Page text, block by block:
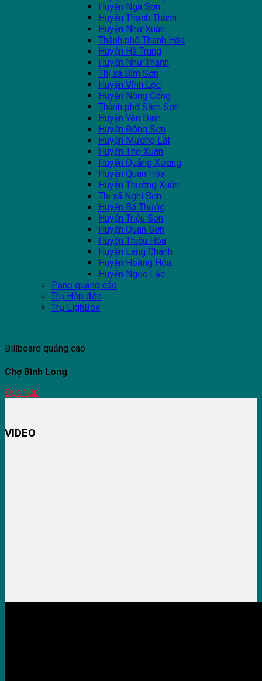
Huyện Nga Sơn
Huyện Thạch Thành
Huyện Như Xuân
Thành phố Thanh Hóa
Huyện Hà Trung
Huyện Như Thanh
Thị xã Bỉm Sơn
Huyện Vĩnh Lộc
Huyện Nông Cống
Thành phố Sầm Sơn
Huyện Yên Định
Huyện Đông Sơn
Huyện Mường Lát
Huyện Thọ Xuân
Huyện Quảng Xương
Huyện Quan Hóa
Huyện Thường Xuân
Thị xã Nghi Sơn
Huyện Bá Thước
Huyện Triệu Sơn
Huyện Quan Sơn
Huyện Thiệu Hóa
Huyện Lang Chánh
Huyện Hoằng Hóa
Huyện Ngọc Lặc
Pano quảng cáo
Trụ Hộp đèn
Trụ LighBox
Billboard quảng cáo
Chợ Bình Long
Đọc tiếp
VIDEO